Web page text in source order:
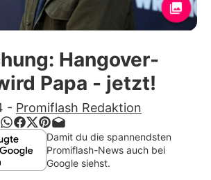
Promiflash Exklusiv
auf Promiflash
Jobs
App runterladen
Team
Hangover-
Papa - jetzt!
- Promiflash Redaktion
Damit du die spannendsten
Promiflash-News auch bei
Google siehst.